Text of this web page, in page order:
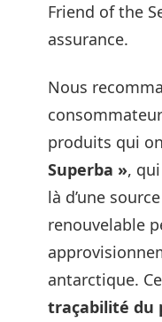
Friend of the
assurance.
Nous
produits qui
Superba »,
là d’une
renouvelable
antarctique.
traçabilité du